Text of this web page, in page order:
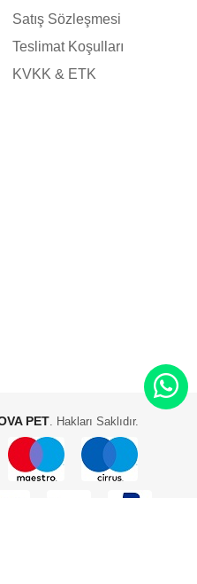
Satış Sözleşmesi
Teslimat Koşulları
KVKK & ETK
PET. Hakları Saklıdır.